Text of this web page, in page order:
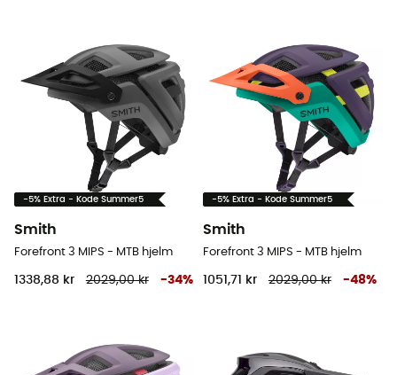
-5% Extra - Kode Summer5
Smith
Forefront 3 MIPS - MTB hjelm
1338,88 kr 2029,00 kr -34%
-5% Extra - Kode Summer5
Smith
Forefront 3 MIPS - MTB hjelm
1051,71 kr 2029,00 kr -48%